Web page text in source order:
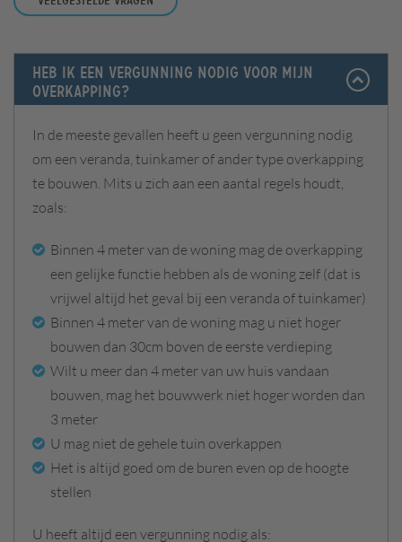
Heb ik een vergunning nodig voor mijn
overkapping?
In de meeste gevallen heeft u geen vergunning nodig
om een veranda, tuinkamer of ander type overkapping
te bouwen. Mits u zich aan een aantal regels houdt,
zoals:
Binnen 4 meter van de woning mag de overkapping
een gelijke functie hebben als de woning zelf (dat is
vrijwel altijd het geval bij een veranda of tuinkamer)
Binnen 4 meter van de woning mag u niet hoger
bouwen dan 30cm boven de eerste verdieping
Wilt u meer dan 4 meter van uw huis vandaan
bouwen, mag het bouwwerk niet hoger worden dan
3 meter
U mag niet de gehele tuin overkappen
Het is altijd goed om de buren even op de hoogte
stellen
U heeft altijd een vergunning nodig als: